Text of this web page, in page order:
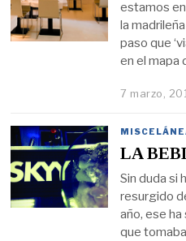
estamos
la
paso que
en el mapa
7 marzo,
LA
Sin duda si
resurgido
año, ese ha
que